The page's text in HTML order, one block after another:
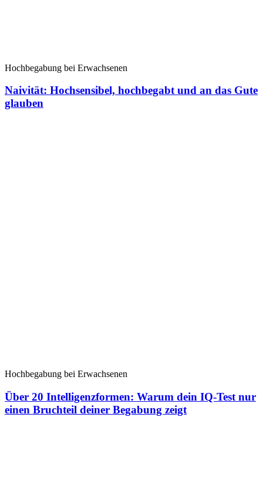
Hochbegabung bei Erwachsenen
Naivität: Hochsensibel, hochbegabt und an das Gute
glauben
Hochbegabung bei Erwachsenen
Über 20 Intelligenzformen: Warum dein IQ-Test nur
einen Bruchteil deiner Begabung zeigt